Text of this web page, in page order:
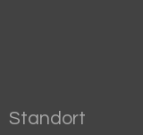
Standort